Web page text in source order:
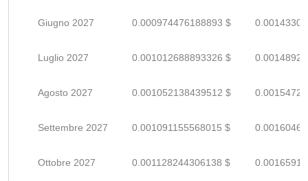
Giugno 2027 0.000974476188893 $
Luglio 2027 0.001012688893326 $
Agosto 2027 0.001052138439512 $
Settembre 2027 0.001091155568015 $
Ottobre 2027 0.001128244306138 $